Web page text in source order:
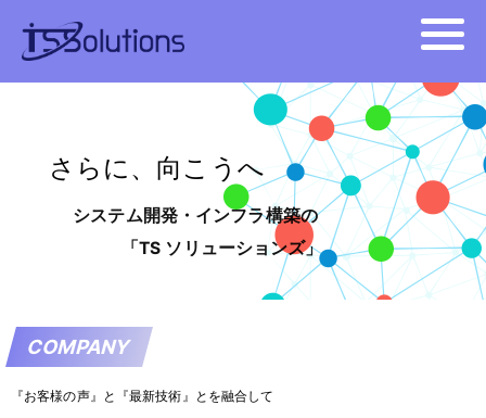
さらに、向こうへ
システム開発・インフラ構築の
「TS ソリューションズ」
COMPANY
『お客様の声』と『最新技術』とを融合して